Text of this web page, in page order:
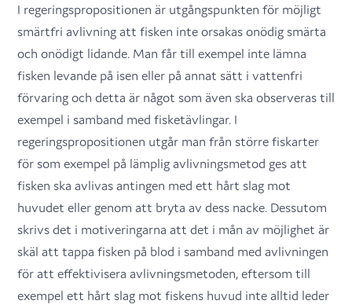
I regeringspropositionen är utgångspunkten för möjligt
smärtfri avlivning att fisken inte orsakas onödig smärta
och onödigt lidande. Man får till exempel inte lämna
fisken levande på isen eller på annat sätt i vattenfri
förvaring och detta är något som även ska observeras till
exempel i samband med fisketävlingar. I
regeringspropositionen utgår man från större fiskarter
för som exempel på lämplig avlivningsmetod ges att
fisken ska avlivas antingen med ett hårt slag mot
huvudet eller genom att bryta av dess nacke. Dessutom
skrivs det i motiveringarna att det i mån av möjlighet är
skäl att tappa fisken på blod i samband med avlivningen
för att effektivisera avlivningsmetoden, eftersom till
exempel ett hårt slag mot fiskens huvud inte alltid leder